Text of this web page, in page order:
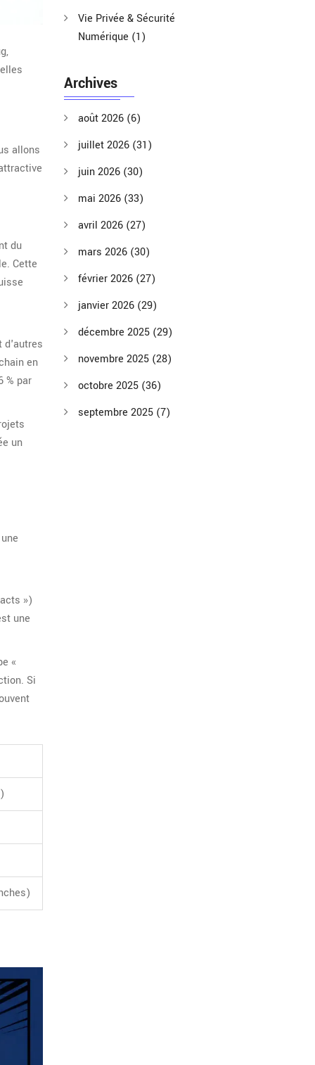
,
allons
du
Cette
d'autres
en
% par
un
»)
une
«
Si
Vie Privée & Sécurité
Numérique (1)
Archives
août 2026 (6)
juillet 2026 (31)
juin 2026 (30)
mai 2026 (33)
avril 2026 (27)
mars 2026 (30)
février 2026 (27)
janvier 2026 (29)
décembre 2025 (29)
novembre 2025 (28)
octobre 2025 (36)
septembre 2025 (7)